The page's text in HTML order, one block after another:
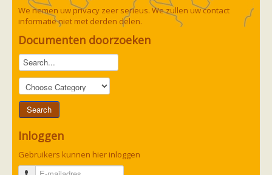
We nemen uw privacy zeer serieus. We zullen uw contact
informatie niet met derden delen.
Documenten doorzoeken
Inloggen
Gebruikers kunnen hier inloggen